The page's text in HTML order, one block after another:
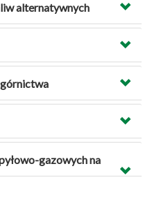
alternatywnych
gazowych na